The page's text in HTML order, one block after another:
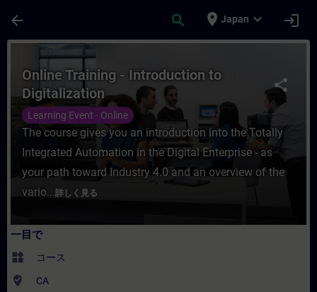
arrow_back search place Japan expand_more login
コース - Online Training - Introduction
share
Online Training - Introduction to
Digitalization
Learning Event - Online
The course gives you an introduction into the Totally
Integrated Automation in the Digital Enterprise - as
your path toward Industry 4.0 and an overview of the
vario...詳しく見る
一目で
widgets コース
where_to_vote CA